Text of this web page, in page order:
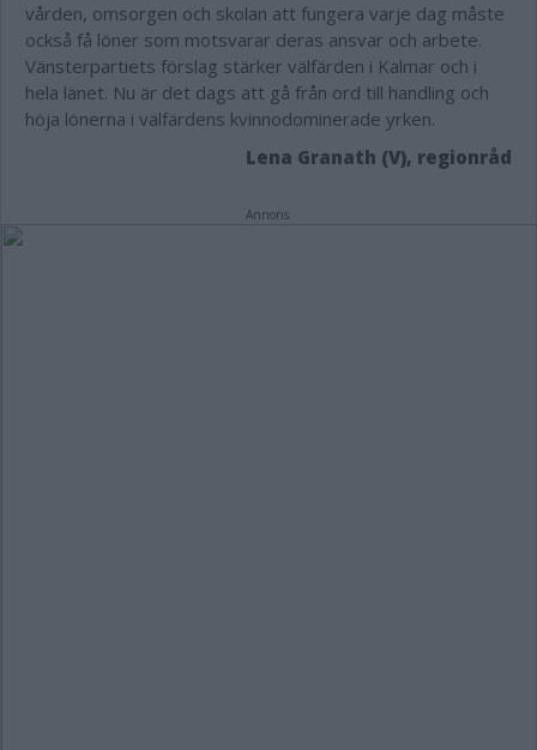
vården, omsorgen och skolan att fungera varje dag måste
också få löner som motsvarar deras ansvar och arbete.
Vänsterpartiets förslag stärker välfärden i Kalmar och i
hela länet. Nu är det dags att gå från ord till handling och
höja lönerna i välfärdens kvinnodominerade yrken.
Lena Granath (V), regionråd
Annons: